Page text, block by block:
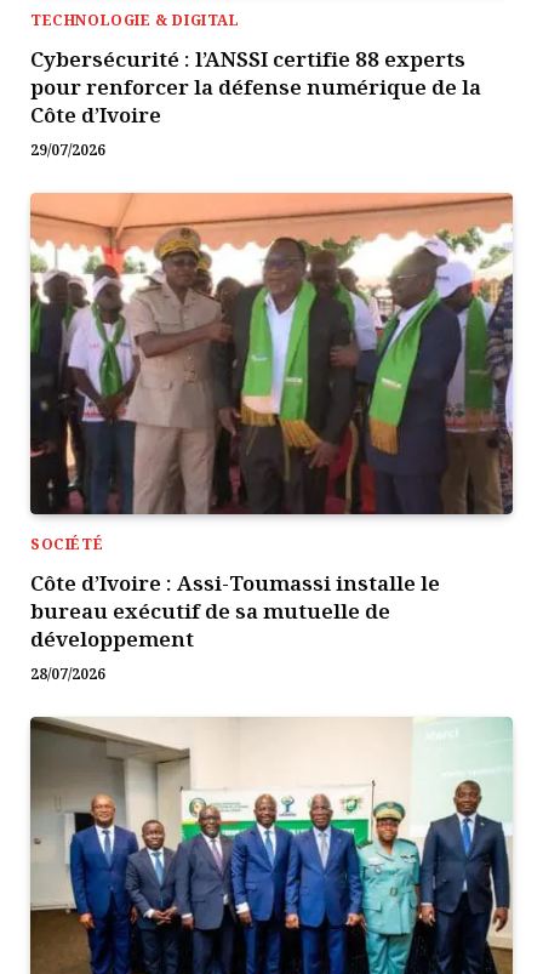
TECHNOLOGIE & DIGITAL
Cybersécurité : l’ANSSI certifie 88 experts
pour renforcer la défense numérique de la
Côte d’Ivoire
29/07/2026
SOCIÉTÉ
Côte d’Ivoire : Assi-Toumassi installe le
bureau exécutif de sa mutuelle de
développement
28/07/2026